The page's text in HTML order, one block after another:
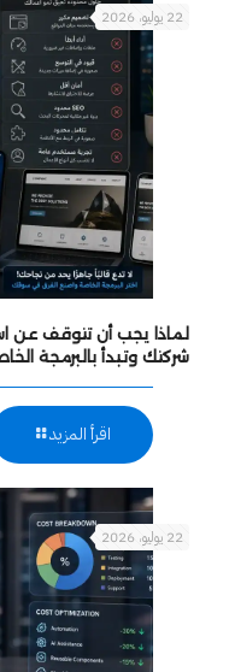
22 يوليو، 2026
لماذا يجب أن تتوقف عن
شركتك وتبدأ بالبرمجة
اقرأ المزيد
22 يوليو، 2026